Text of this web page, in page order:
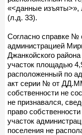
«<данные
(л.д. 33).
Согласно справке
администрацией
Джанкойского
участок площадью
расположенный по
акт серии № от
собственности не
не признавался,
право
участок
поселения не